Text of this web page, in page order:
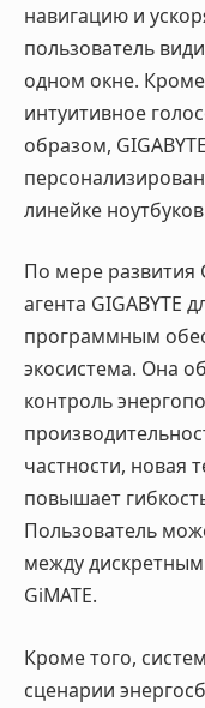
навигацию и
пользователь
одном окне.
интуитивное
образом,
линейке
По мере
агента GIGABYTE
программным
экосистема. Она
контроль
частности, новая
повышает
Пользователь
между
GiMATE.
Кроме того,
сценарии